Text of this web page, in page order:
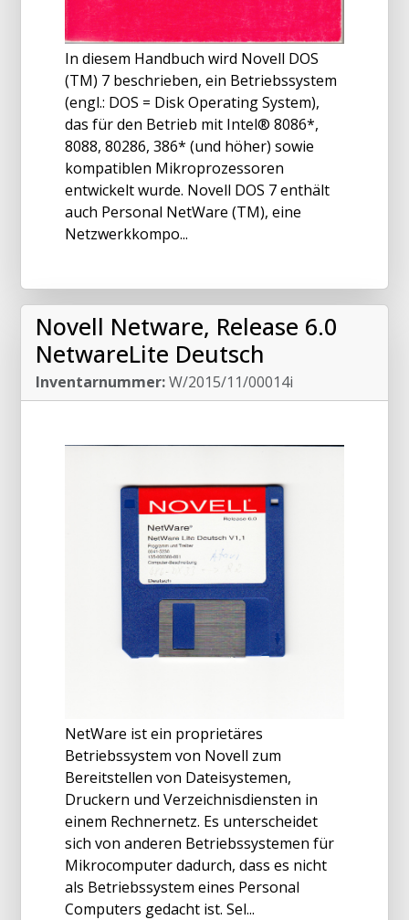
In diesem Handbuch wird Novell DOS
(TM) 7 beschrieben, ein Betriebssystem
(engl.: DOS = Disk Operating System),
das für den Betrieb mit Intel® 8086*,
8088, 80286, 386* (und höher) sowie
kompatiblen Mikroprozessoren
entwickelt wurde. Novell DOS 7 enthält
auch Personal NetWare (TM), eine
Netzwerkkompo...
Novell Netware, Release 6.0
NetwareLite Deutsch
Inventarnummer:W/2015/11/00014i
NetWare ist ein proprietäres
Betriebssystem von Novell zum
Bereitstellen von Dateisystemen,
Druckern und Verzeichnisdiensten in
einem Rechnernetz. Es unterscheidet
sich von anderen Betriebssystemen für
Mikrocomputer dadurch, dass es nicht
als Betriebssystem eines Personal
Computers gedacht ist. Sel...